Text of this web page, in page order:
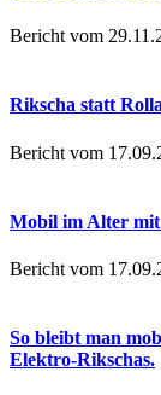
Bericht vom
Rikscha statt
Bericht vom
Mobil im Alter mit
Bericht vom
So bleibt man
Elektro-Rikschas.